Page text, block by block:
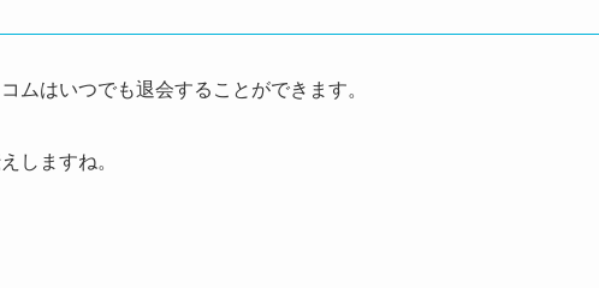
ムはいつでも退会することができます。
しますね。